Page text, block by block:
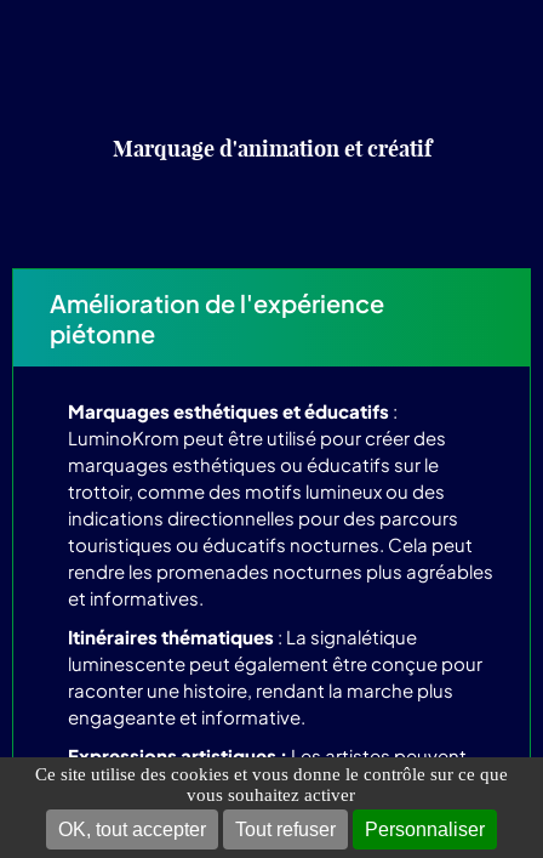
Ce site utilise des cookies et vous donne le contrôle sur ce que
vous souhaitez activer
OK, tout accepter Tout refuser Personnaliser
Marquage d'animation et créatif
Amélioration de l'expérience
piétonne
Marquages esthétiques et éducatifs :
LuminoKrom peut être utilisé pour créer des
marquages esthétiques ou éducatifs sur le
trottoir, comme des motifs lumineux ou des
indications directionnelles pour des parcours
touristiques ou éducatifs nocturnes. Cela peut
rendre les promenades nocturnes plus agréables
et informatives.
Itinéraires thématiques : La signalétique
luminescente peut également être conçue pour
raconter une histoire, rendant la marche plus
engageante et informative.
Expressions artistiques :Les artistes peuvent
utiliser LuminoKrom pour créer des œuvres
lumineuses sur le trottoir ou le cheminement
piéton. Ces œuvres peuvent changer